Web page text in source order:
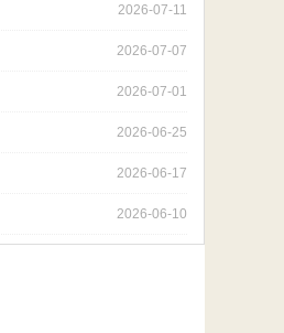
2026-07-11
2026-07-07
2026-07-01
2026-06-25
2026-06-17
2026-06-10